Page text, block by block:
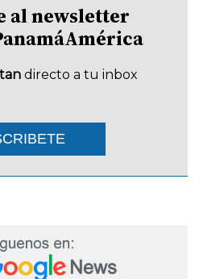
al newsletter
directo a tu inbox